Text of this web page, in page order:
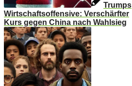
Trumps
Wirtschaftsoffensive: Verschärfter
Kurs gegen China nach Wahlsieg